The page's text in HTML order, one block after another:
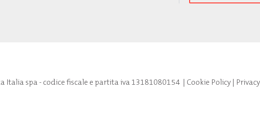
Italia spa - codice fiscale e partita iva 13181080154| Cookie Policy|